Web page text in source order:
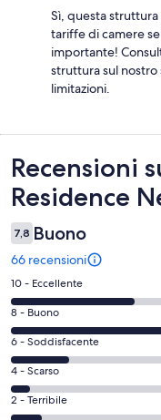
Sì, questa
tariffe di camere
importante!
struttura sul
limitazioni.
Recensioni
Recensioni
Residence
7,8 Buono
66 recensioni
Valutazione
di
10
-
Eccellente.
21
su
10 - Eccellente
Valutazione
di
8
-
Buono.
27
8 - Buono
Valutazione
di
6
-
6 - Soddisfacente
Valutazione
di
4
4 - Scarso
Valutazione
2 - Terribile